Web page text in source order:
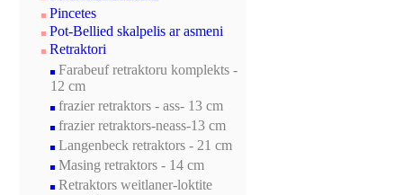
Pincetes
Pot-Bellied skalpelis ar asmeni
Retraktori
Farabeuf retraktoru komplekts -
12 cm
frazier retraktors - ass- 13 cm
frazier retraktors-neass-13 cm
Langenbeck retraktors - 21 cm
Masing retraktors - 14 cm
Retraktors weitlaner-loktite